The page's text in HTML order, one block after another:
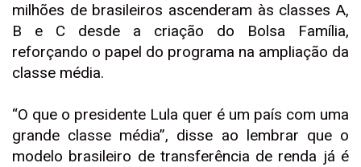
milhões de brasileiros ascenderam às classes A,
B e C desde a criação do Bolsa Família,
reforçando o papel do programa na ampliação da
classe média.
“O que o presidente Lula quer é um país com uma
grande classe média”, disse ao lembrar que o
modelo brasileiro de transferência de renda já é